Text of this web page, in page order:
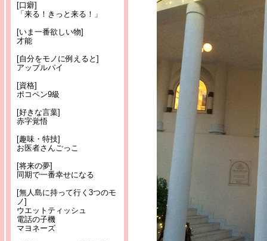
[口癖]
「来る！きっと来る！」
[いま一番欲しい物]
才能
[自分をモノに例えると]
アップルパイ
[資格]
ポコペン9級
[好きな言葉]
赤字覚悟
[趣味・特技]
お医者さんごっこ
[将来の夢]
同期で一番幸せになる
[無人島に持って行く3つのモ
ノ]
ウエットティッシュ
電話の子機
マヨネーズ